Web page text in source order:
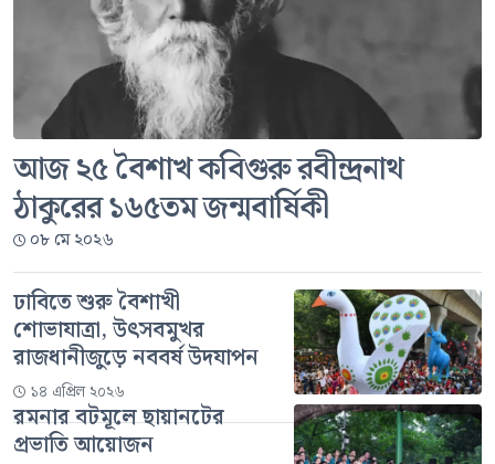
আজ ২৫ বৈশাখ কবিগুরু রবীন্দ্রনাথ
ঠাকুরের ১৬৫তম জন্মবার্ষিকী
০৮ মে ২০২৬
ঢাবিতে শুরু বৈশাখী
শোভাযাত্রা, উৎসবমুখর
রাজধানীজুড়ে নববর্ষ উদযাপন
১৪ এপ্রিল ২০২৬
রমনার বটমূলে ছায়ানটের
প্রভাতি আয়োজন